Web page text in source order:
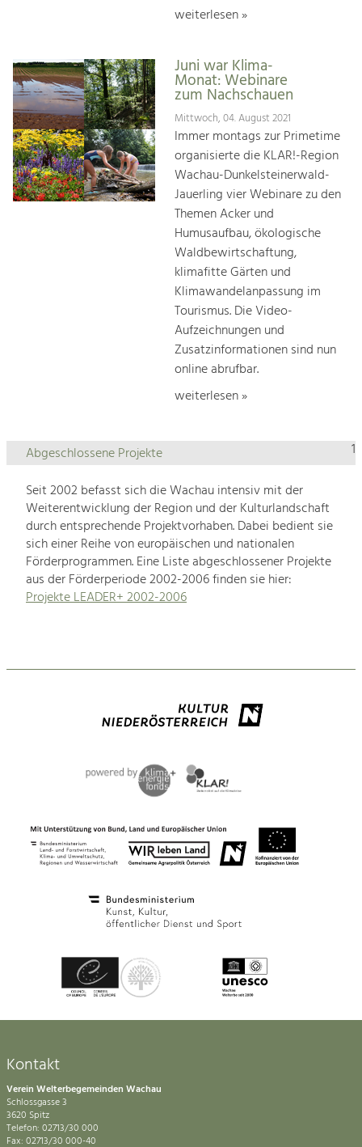
weiterlesen »
Juni war Klima-
Monat: Webinare
zum Nachschauen
Mittwoch, 04. August 2021
Immer montags zur Primetime
organisierte die KLAR!-Region
Wachau-Dunkelsteinerwald-
Jauerling vier Webinare zu den
Themen Acker und
Humusaufbau, ökologische
Waldbewirtschaftung,
klimafitte Gärten und
Klimawandelanpassung im
Tourismus. Die Video-
Aufzeichnungen und
Zusatzinformationen sind nun
online abrufbar.
weiterlesen »
1
Abgeschlossene Projekte
Seit 2002 befasst sich die Wachau intensiv mit der
Weiterentwicklung der Region und der Kulturlandschaft
durch entsprechende Projektvorhaben. Dabei bedient sie
sich einer Reihe von europäischen und nationalen
Förderprogrammen. Eine Liste abgeschlossener Projekte
aus der Förderperiode 2002-2006 finden sie hier:
Projekte LEADER+ 2002-2006
Kontakt
Verein Welterbegemeinden Wachau
Schlossgasse 3
3620 Spitz
Telefon: 02713/30 000
Fax: 02713/30 000-40